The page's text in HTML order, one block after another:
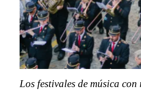
Los festivales de música con